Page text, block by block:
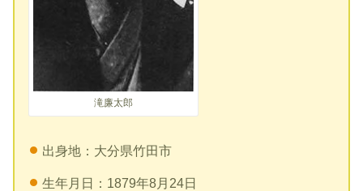
滝廉太郎
出身地：大分県竹田市
生年月日：1879年8月24日